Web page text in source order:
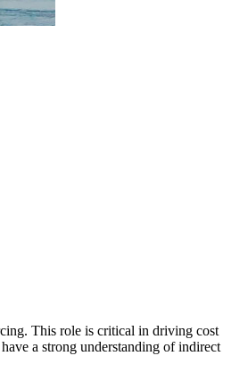
This role is critical in driving cost
a strong understanding of indirect